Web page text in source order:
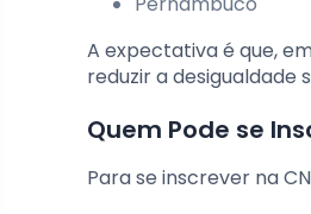
A expectativa é que,
reduzir a desigualdade
Quem Pode se
Para se inscrever na